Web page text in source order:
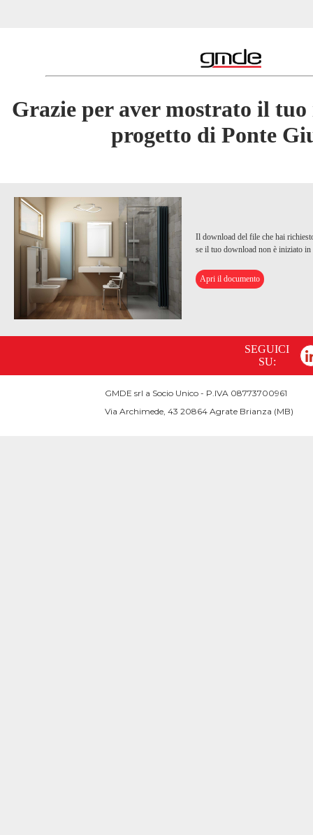
Grazie per aver mostrato il tuo
progetto di Ponte
Il download del file che hai
se il tuo download non è iniziato in
Apri il documento
SEGUICI
SU:
GMDE srl a Socio Unico - P.IVA 08773700961
Via Archimede, 43 20864 Agrate Brianza (MB)